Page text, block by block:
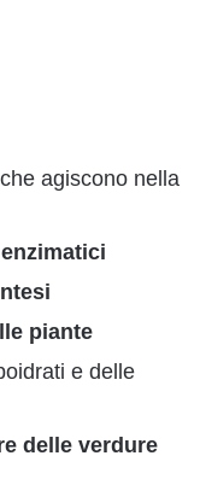
che agiscono nella
piante
e delle
delle verdure